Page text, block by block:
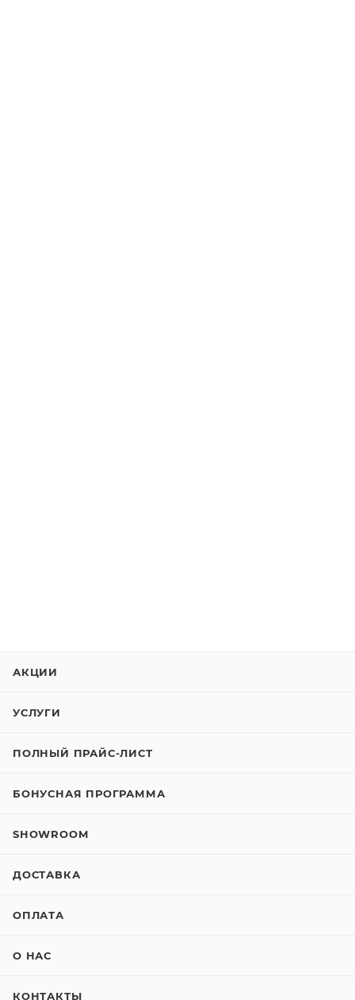
АКЦИИ
УСЛУГИ
ПОЛНЫЙ ПРАЙС-ЛИСТ
БОНУСНАЯ ПРОГРАММА
SHOWROOM
ДОСТАВКА
ОПЛАТА
О НАС
КОНТАКТЫ